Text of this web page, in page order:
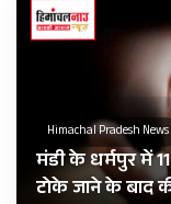
Himachal Pradesh News
मंडी के धर्मपुर में
टोके जाने के बाद